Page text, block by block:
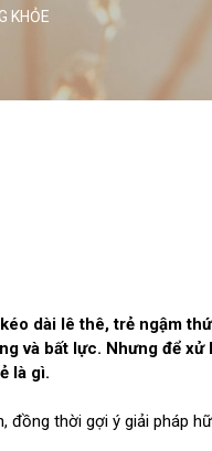
KHỎE
dài lê thê, trẻ ngậm
và bất lực. Nhưng để xử
là gì.
đồng thời gợi ý giải pháp